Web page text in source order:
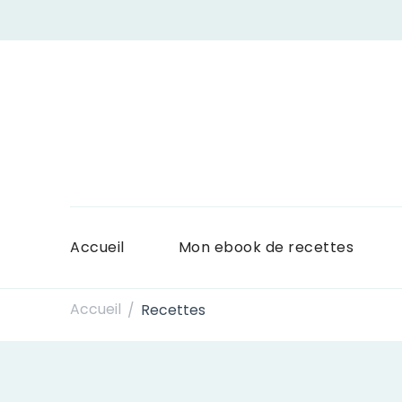
Accueil Mon ebook de recettes
Accueil / Recettes